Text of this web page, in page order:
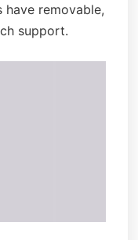
removable,
support.